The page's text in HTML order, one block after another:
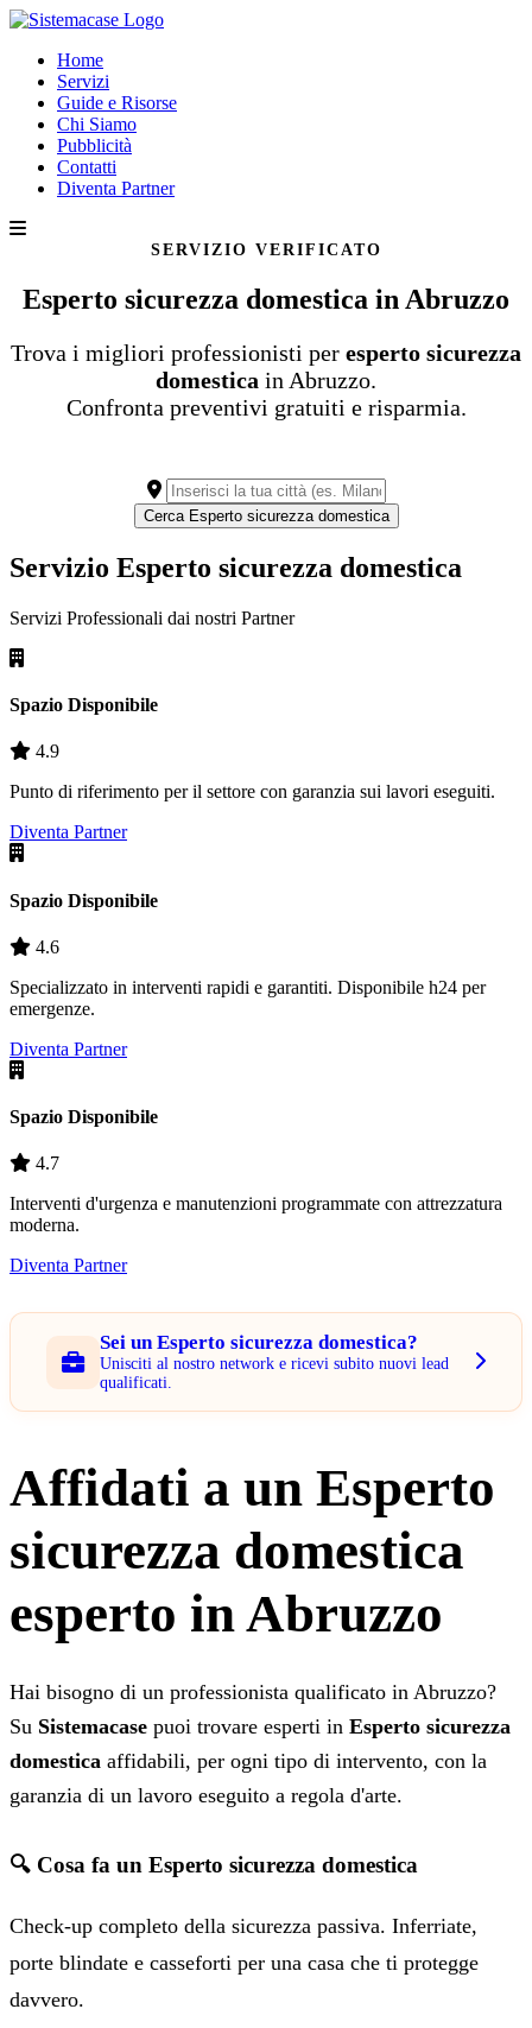
Home
Servizi
Guide e Risorse
Chi Siamo
Pubblicità
Contatti
Diventa Partner
SERVIZIO VERIFICATO
Esperto sicurezza domestica in Abruzzo
Trova i migliori professionisti per esperto sicurezza
domestica in Abruzzo.
Confronta preventivi gratuiti e risparmia.
Cerca Esperto sicurezza domestica
Servizio Esperto sicurezza domestica
Servizi Professionali dai nostri Partner
Spazio Disponibile
4.9
Punto di riferimento per il settore con garanzia sui lavori eseguiti.
Diventa Partner
Spazio Disponibile
4.6
Specializzato in interventi rapidi e garantiti. Disponibile h24 per
emergenze.
Diventa Partner
Spazio Disponibile
4.7
Interventi d'urgenza e manutenzioni programmate con attrezzatura
moderna.
Diventa Partner
Sei un Esperto sicurezza domestica?
Unisciti al nostro network e ricevi subito nuovi lead
qualificati.
Affidati a un Esperto
sicurezza domestica
esperto in Abruzzo
Hai bisogno di un professionista qualificato in Abruzzo?
Su Sistemacase puoi trovare esperti in Esperto sicurezza
domestica affidabili, per ogni tipo di intervento, con la
garanzia di un lavoro eseguito a regola d'arte.
🔍 Cosa fa un Esperto sicurezza domestica
Check-up completo della sicurezza passiva. Inferriate,
porte blindate e casseforti per una casa che ti protegge
davvero.